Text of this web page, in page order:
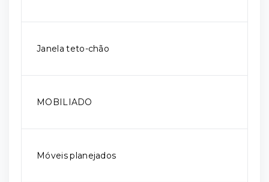
Janela teto-chão
MOBILIADO
Móveis planejados